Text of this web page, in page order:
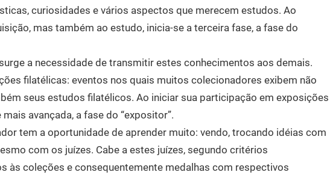
curiosidades e vários aspectos que merecem estudos. Ao
mas também ao estudo, inicia-se a terceira fase, a fase do
a necessidade de transmitir estes conhecimentos aos demais.
filatélicas: eventos nos quais muitos colecionadores exibem não
seus estudos filatélicos. Ao iniciar sua participação em exposições
avançada, a fase do “expositor”.
tem a oportunidade de aprender muito: vendo, trocando idéias com
com os juízes. Cabe a estes juízes, segundo critérios
às coleções e consequentemente medalhas com respectivos